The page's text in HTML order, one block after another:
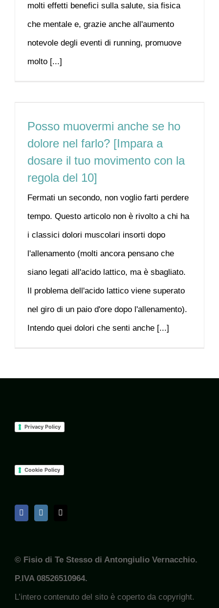
molti effetti benefici sulla salute, sia fisica
che mentale e, grazie anche all'aumento
notevole degli eventi di running, promuove
molto [...]
Posso muovermi anche se ho
dolore nel farlo? [Impara a
dosare il tuo movimento con la
regola del 10]
Fermati un secondo, non voglio farti perdere
tempo. Questo articolo non è rivolto a chi ha
i classici dolori muscolari insorti dopo
l'allenamento (molti ancora pensano che
siano legati all'acido lattico, ma è sbagliato.
Il problema dell'acido lattico viene superato
nel giro di un paio d'ore dopo l'allenamento).
Intendo quei dolori che senti anche [...]
Privacy Policy
Cookie Policy
© Fisio di Te Stesso di Antongiulio Vernacchio.
P.IVA 08526510964.
L’intero contenuto del sito è coperto da copyright.